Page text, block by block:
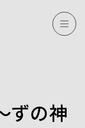
ずの神